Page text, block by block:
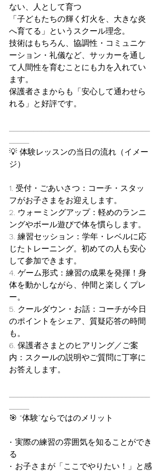
ない、人として育つ
「子どもたちの輝く灯火を、大きな炎
へ育てる」というスクール理念。
技術はもちろん、協調性・コミュニケ
ーション・礼儀など、サッカーを通し
て人間性を育むことにも力を入れてい
ます。
保護者さまからも「安心して通わせら
れる」と好評です。
💡 体験レッスンの当日の流れ（イメー
ジ）
1. 受付・ごあいさつ：コーチ・スタッ
フがお子さまをお迎えします。
2. ウォーミングアップ：軽めのランニ
ングやボール遊びで体を慣らします。
3. 練習セッション：学年・レベルに応
じたトレーニング。初めての人も安心
して参加できます。
4. ゲーム形式：練習の成果を発揮！身
体を動かしながら、仲間と楽しくプレ
ー。
5. クールダウン・お話：コーチが今日
のポイントをシェア、質疑応答の時間
も。
6. 保護者さまとのヒアリング／ご案
内：スクールの説明やご質問に丁寧に
お答えします。
🎯 “体験”ならではのメリット
• 実際の練習の雰囲気を知ることができ
る
• お子さまが「ここでやりたい！」と感